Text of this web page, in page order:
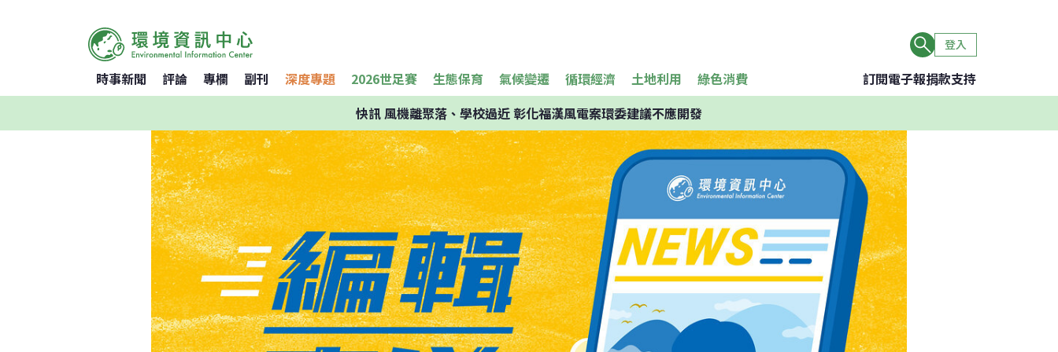
登入
時事新聞 評論 專欄 副刊 深度專題 2026世足賽 生態保育 氣候變遷 循環經濟 土地利用 綠色消費 訂閱電子報捐款支持
快訊風機離聚落、學校過近 彰化福漢風電案環委建議不應開發